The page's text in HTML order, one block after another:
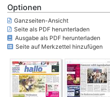
Optionen
Ganzseiten-Ansicht
Seite als PDF herunterladen
Ausgabe als PDF herunterladen
Seite auf Merkzettel hinzufügen